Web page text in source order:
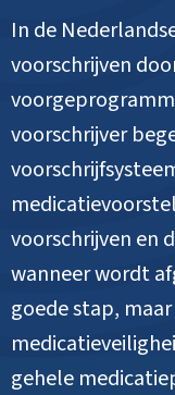
In de
voorschrijven
voorschrijver
voorschrijven en
wanneer wordt
goede stap,
gehele